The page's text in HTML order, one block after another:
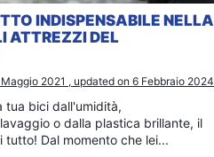
INDISPENSABILE NELLA
ATTREZZI DEL
2021 , updated on 6 Febbraio 2024
tua bici dall'umidità,
o dalla plastica brillante, il
Dal momento che lei...